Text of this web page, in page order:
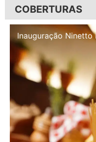
COBERTURAS
Inauguração Illa Café